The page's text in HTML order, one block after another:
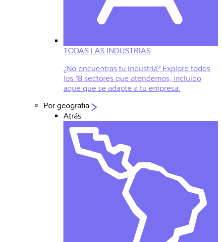
TODAS LAS INDUSTRIAS
¿No encuentras tu industria? Explore todos
los 18 sectores que atendemos, incluido
aque que se adapte a tu empresa.
Por geografia
Atrás